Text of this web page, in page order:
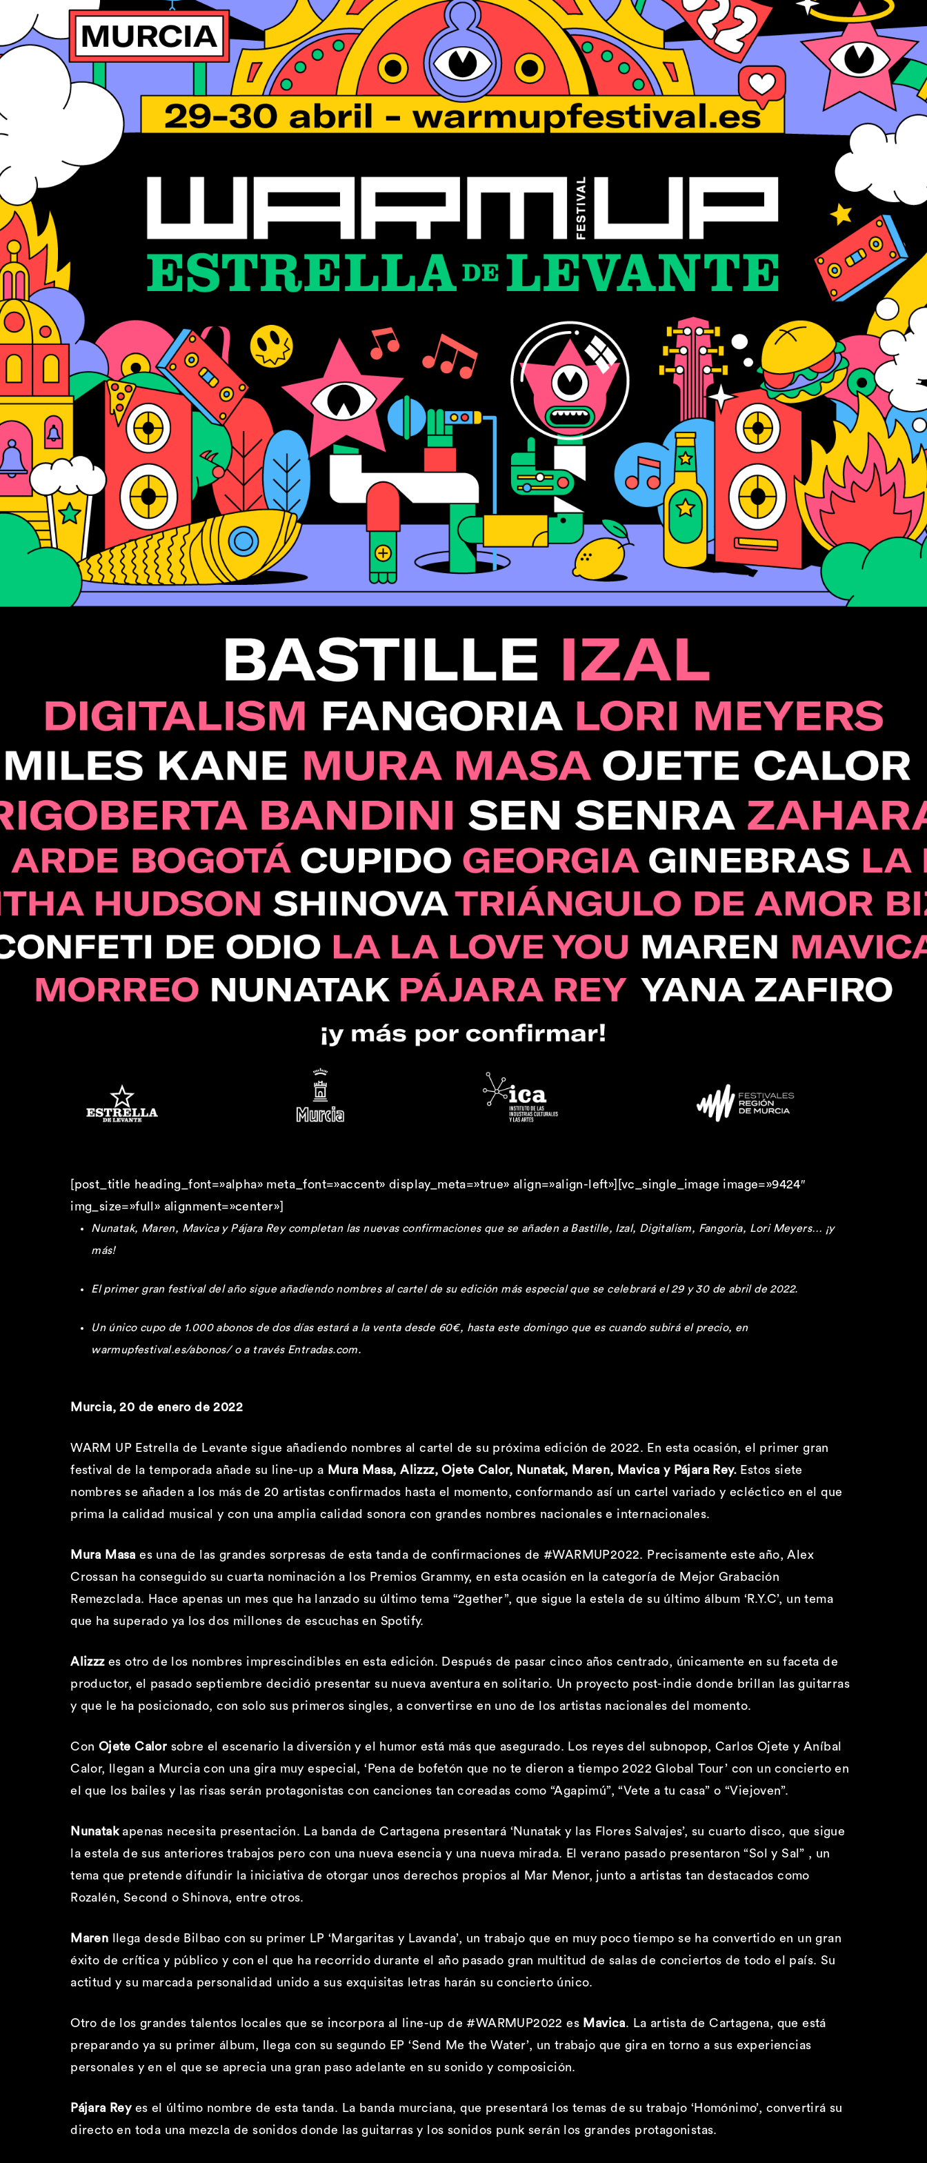
[post_title heading_font=»alpha» meta_font=»accent» display_meta=»true» align=»align-left»][vc_single_image image=»9424″
img_size=»full» alignment=»center»]
Nunatak, Maren, Mavica y Pájara Rey completan las nuevas confirmaciones que se añaden a Bastille, Izal, Digitalism, Fangoria, Lori Meyers… ¡y
más!
El primer gran festival del año sigue añadiendo nombres al cartel de su edición más especial que se celebrará el 29 y 30 de abril de 2022.
Un único cupo de 1.000 abonos de dos días estará a la venta desde 60€, hasta este domingo que es cuando subirá el precio, en
warmupfestival.es/abonos/ o a través Entradas.com.
Murcia, 20 de enero de 2022
WARM UP Estrella de Levante sigue añadiendo nombres al cartel de su próxima edición de 2022. En esta ocasión, el primer gran
festival de la temporada añade su line-up a Mura Masa, Alizzz, Ojete Calor, Nunatak, Maren, Mavica y Pájara Rey. Estos siete
nombres se añaden a los más de 20 artistas confirmados hasta el momento, conformando así un cartel variado y ecléctico en el que
prima la calidad musical y con una amplia calidad sonora con grandes nombres nacionales e internacionales.
Mura Masa es una de las grandes sorpresas de esta tanda de confirmaciones de #WARMUP2022. Precisamente este año, Alex
Crossan ha conseguido su cuarta nominación a los Premios Grammy, en esta ocasión en la categoría de Mejor Grabación
Remezclada. Hace apenas un mes que ha lanzado su último tema “2gether”, que sigue la estela de su último álbum ‘R.Y.C’, un tema
que ha superado ya los dos millones de escuchas en Spotify.
Alizzzes otro de los nombres imprescindibles en esta edición. Después de pasar cinco años centrado, únicamente en su faceta de
productor, el pasado septiembre decidió presentar su nueva aventura en solitario. Un proyecto post-indie donde brillan las guitarras
y que le ha posicionado, con solo sus primeros singles, a convertirse en uno de los artistas nacionales del momento.
Con Ojete Calor sobre el escenario la diversión y el humor está más que asegurado. Los reyes del subnopop, Carlos Ojete y Aníbal
Calor, llegan a Murcia con una gira muy especial, ‘Pena de bofetón que no te dieron a tiempo 2022 Global Tour’ con un concierto en
el que los bailes y las risas serán protagonistas con canciones tan coreadas como “Agapimú”, “Vete a tu casa” o “Viejoven”.
Nunatakapenas necesita presentación. La banda de Cartagena presentará ‘Nunatak y las Flores Salvajes’, su cuarto disco, que sigue
la estela de sus anteriores trabajos pero con una nueva esencia y una nueva mirada. El verano pasado presentaron “Sol y Sal” , un
tema que pretende difundir la iniciativa de otorgar unos derechos propios al Mar Menor, junto a artistas tan destacados como
Rozalén, Second o Shinova, entre otros.
Maren llega desde Bilbao con su primer LP ‘Margaritas y Lavanda’, un trabajo que en muy poco tiempo se ha convertido en un gran
éxito de crítica y público y con el que ha recorrido durante el año pasado gran multitud de salas de conciertos de todo el país. Su
actitud y su marcada personalidad unido a sus exquisitas letras harán su concierto único.
Otro de los grandes talentos locales que se incorpora al line-up de #WARMUP2022 es Mavica. La artista de Cartagena, que está
preparando ya su primer álbum, llega con su segundo EP ‘Send Me the Water’, un trabajo que gira en torno a sus experiencias
personales y en el que se aprecia una gran paso adelante en su sonido y composición.
Pájara Reyes el último nombre de esta tanda. La banda murciana, que presentará los temas de su trabajo ‘Homónimo’, convertirá su
directo en toda una mezcla de sonidos donde las guitarras y los sonidos punk serán los grandes protagonistas.